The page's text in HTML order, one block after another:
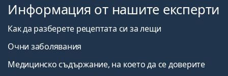
Информация от нашите експерти
Как да разберете рецептата си за лещи
Очни заболявания
Медицинско съдържание, на което да се доверите